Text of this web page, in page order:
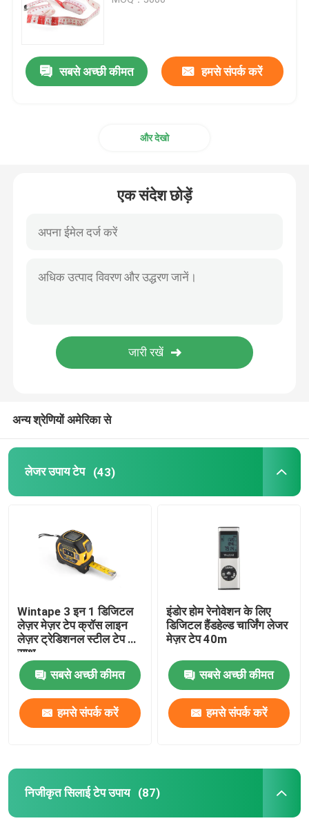
पशु वजन मापने टेप
सर्वेक्षण टेप उपाय
टेप उपाय घटक
सबसे अच्छी कीमत हमसे संपर्क करें
और देखो
एक संदेश छोड़ें
अन्य श्रेणियों अमेरिका से
लेजर उपाय टेप (43)
Wintape 3 इन 1 डिजिटल
लेज़र मेज़र टेप क्रॉस लाइन
लेज़र ट्रेडिशनल स्टील टेप के
साथ
सबसे अच्छी कीमत
हमसे संपर्क करें
इंडोर होम रेनोवेशन के लिए
डिजिटल हैंडहेल्ड चार्जिंग लेजर
मेज़र टेप 40m
सबसे अच्छी कीमत
हमसे संपर्क करें
निजीकृत सिलाई टेप उपाय (87)